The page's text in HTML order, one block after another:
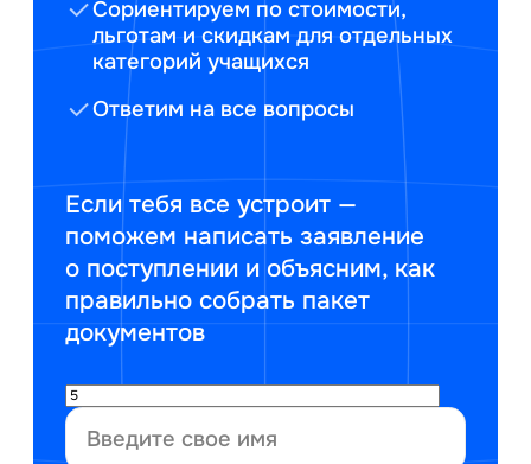
Сориентируем по стоимости,
льготам и скидкам для отдельных
категорий учащихся
Ответим на все вопросы
Если тебя все устроит —
поможем написать заявление
о поступлении и объясним, как
правильно собрать пакет
документов